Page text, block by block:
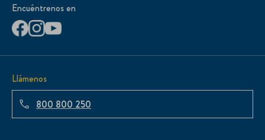
Encuéntrenos en
Llámenos
800 800 250